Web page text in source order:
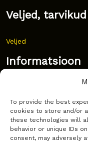
To provide the best
cookies to store and/or
these technologies will
behavior or unique IDs
consent, may adversely
Veljed, tarvikud
Veljed
Informatsioon
Korduma kippuvad
Kust osta?
Küpsiste poliitika